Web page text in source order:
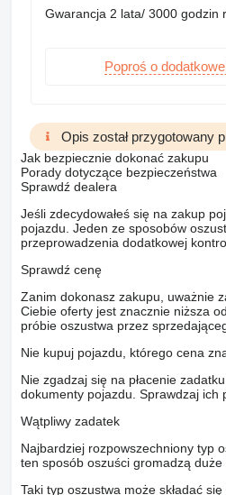
Gwarancja 2 lata/ 3000 godzin
Poproś o
Opis został przygotowany
Jak bezpiecznie dokonać zakupu
Porady dotyczące bezpieczeństwa
Sprawdź dealera
Jeśli zdecydowałeś się na zakup
pojazdu. Jeden ze sposobów
przeprowadzenia dodatkowej
Sprawdź cenę
Zanim dokonasz zakupu, uważnie
Ciebie oferty jest znacznie niższa
próbie oszustwa przez
Nie kupuj pojazdu, którego cena
Nie zgadzaj się na płacenie
dokumenty pojazdu. Sprawdzaj ich
Wątpliwy zadatek
Najbardziej rozpowszechniony typ
ten sposób oszuści gromadzą
Taki typ oszustwa może składać się